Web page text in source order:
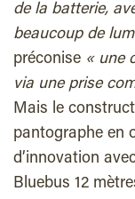
de la batterie,
beaucoup de
préconise «une
via une prise
Mais le
pantographe en
d’innovation
Bluebus 12